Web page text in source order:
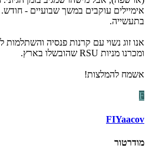
אימיילים עוקבים במשך שבועיים -
בתעשייה.
ומכרנו מניות RSU שהובשלו בארץ.
אשמח להמלצות!
F
FIYaacov
מודרטור